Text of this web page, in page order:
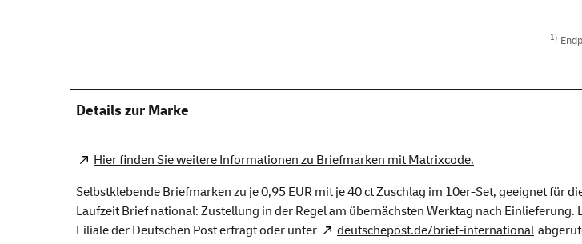
1)
Details zur Marke
Hier finden Sie weitere Informationen zu Briefmarken mit Matrixcode.
Selbstklebende Briefmarken zu je 0,95 EUR mit je 40 ct Zuschlag im 10er-Set, geeignet für
Laufzeit Brief national: Zustellung in der Regel am übernächsten Werktag nach
Filiale der Deutschen Post erfragt oder unter
deutschepost.de/brief-international